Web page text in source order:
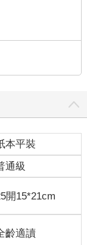
本平裝
通級
開15*21cm
齡適讀